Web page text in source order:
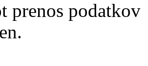
prenos podatkov